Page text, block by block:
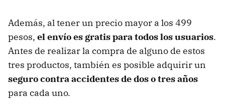
Además, al tener un precio mayor a los 499
pesos, el envío es gratis para todos los usuarios.
Antes de realizar la compra de alguno de estos
tres productos, también es posible adquirir un
seguro contra accidentes de dos o tres años
para cada uno.